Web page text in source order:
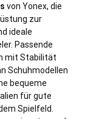
von Yonex, die
zur
ideale
Passende
mit Stabilität
Schuhmodellen
bequeme
für gute
Spielfeld.